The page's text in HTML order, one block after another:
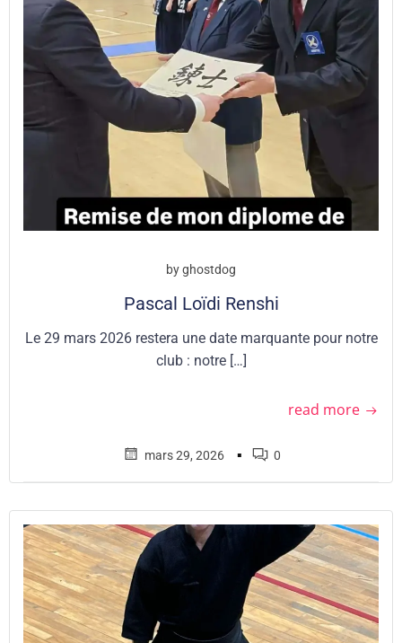
byghostdog
Pascal Loïdi Renshi
Le 29 mars 2026 restera une date marquante pour notre
club : notre […]
read more
mars 29, 2026 ▪ 0